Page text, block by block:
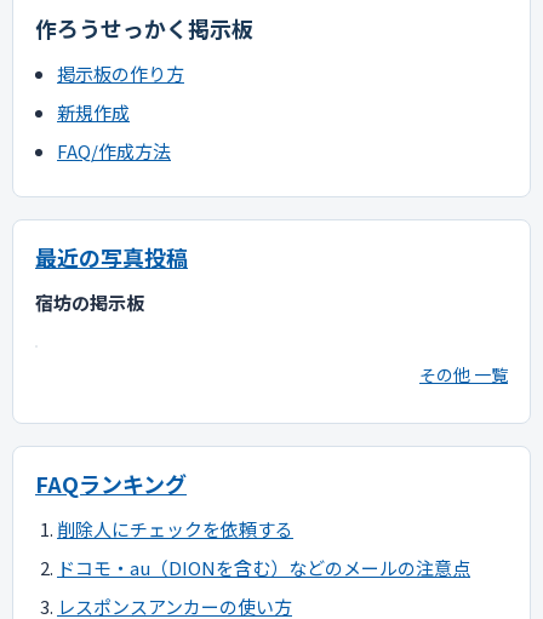
作ろうせっかく掲示板
掲示板の作り方
新規作成
FAQ/作成方法
最近の写真投稿
宿坊の掲示板
その他 一覧
FAQランキング
削除人にチェックを依頼する
ドコモ・au（DIONを含む）などのメールの注意点
レスポンスアンカーの使い方